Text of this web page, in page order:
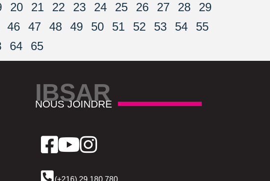
20 21 22 23 24 25 26 27 28
29
46 47 48 49 50 51 52 53 54
55
64 65
IBSAR
NOUS JOINDRE
(+216) 29 180 780